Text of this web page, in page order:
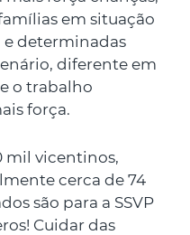
em situação
determinadas
diferente em
o trabalho
força.
mil vicentinos,
cerca de 74
são para a SSVP
Cuidar das